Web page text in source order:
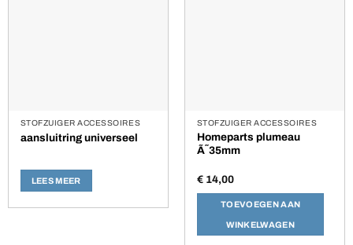
STOFZUIGER ACCESSOIRES
aansluitring universeel
LEES MEER
STOFZUIGER ACCESSOIRES
Homeparts plumeau
Ã˜35mm
€14,00
TOEVOEGEN AAN
WINKELWAGEN